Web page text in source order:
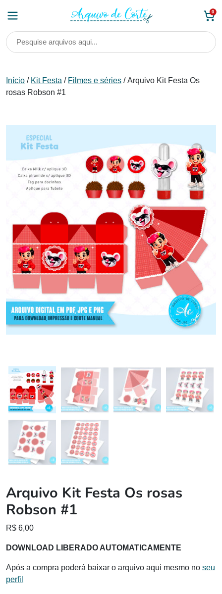
0
Início / Kit Festa / Filmes e séries / Arquivo Kit Festa Os
rosas Robson #1
Arquivo Kit Festa Os rosas
Robson #1
R$ 6,00
DOWNLOAD LIBERADO AUTOMATICAMENTE
Após a compra poderá baixar o arquivo aqui mesmo no seu
perfil